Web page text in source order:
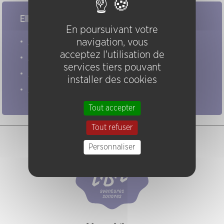
Elles/ils ont joué chez nous
En poursuivant votre
navigation, vous
acceptez l'utilisation de
services tiers pouvant
installer des cookies
Tout accepter
Tout refuser
Personnaliser